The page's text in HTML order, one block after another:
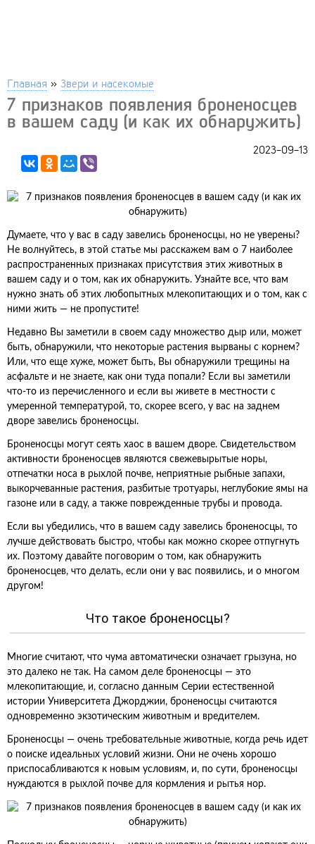
Главная » Звери и насекомые
7 признаков появления броненосцев
в вашем саду (и как их обнаружить)
2023-09-13
Думаете, что у вас в саду завелись броненосцы, но не уверены?
Не волнуйтесь, в этой статье мы расскажем вам о 7 наиболее
распространенных признаках присутствия этих животных в
вашем саду и о том, как их обнаружить. Узнайте все, что вам
нужно знать об этих любопытных млекопитающих и о том, как с
ними жить — не пропустите!
Недавно Вы заметили в своем саду множество дыр или, может
быть, обнаружили, что некоторые растения вырваны с корнем?
Или, что еще хуже, может быть, Вы обнаружили трещины на
асфальте и не знаете, как они туда попали? Если вы заметили
что-то из перечисленного и если вы живете в местности с
умеренной температурой, то, скорее всего, у вас на заднем
дворе завелись броненосцы.
Броненосцы могут сеять хаос в вашем дворе. Свидетельством
активности броненосцев являются свежевырытые норы,
отпечатки носа в рыхлой почве, неприятные рыбные запахи,
выкорчеванные растения, разбитые тротуары, неглубокие ямы на
газоне или в саду, а также поврежденные трубы и провода.
Если вы убедились, что в вашем саду завелись броненосцы, то
лучше действовать быстро, чтобы как можно скорее отпугнуть
их. Поэтому давайте поговорим о том, как обнаружить
броненосцев, что делать, если они у вас появились, и о многом
другом!
Что такое броненосцы?
Многие считают, что чума автоматически означает грызуна, но
это далеко не так. На самом деле броненосцы — это
млекопитающие, и, согласно данным Серии естественной
истории Университета Джорджии, броненосцы считаются
одновременно экзотическим животным и вредителем.
Броненосцы — очень требовательные животные, когда речь идет
о поиске идеальных условий жизни. Они не очень хорошо
приспосабливаются к новым условиям, и, по сути, броненосцы
нуждаются в рыхлой почве для кормления и рытья нор.